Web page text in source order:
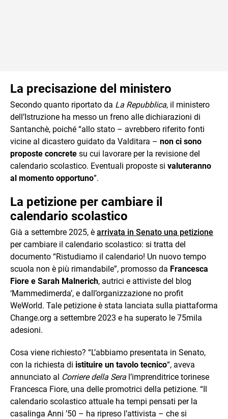
La precisazione del ministero
Secondo quanto riportato da La Repubblica, il ministero
dell’Istruzione ha messo un freno alle dichiarazioni di
Santanchè, poiché “allo stato – avrebbero riferito fonti
vicine al dicastero guidato da Valditara – non ci sono
proposte concrete su cui lavorare per la revisione del
calendario scolastico. Eventuali proposte si valuteranno
al momento opportuno”.
La petizione per cambiare il
calendario scolastico
Già a settembre 2025, è arrivata in Senato una petizione
per cambiare il calendario scolastico: si tratta del
documento “Ristudiamo il calendario! Un nuovo tempo
scuola non è più rimandabile”, promosso da Francesca
Fiore e Sarah Malnerich, autrici e attiviste del blog
‘Mammedimerda’, e dall’organizzazione no profit
WeWorld. Tale petizione è stata lanciata sulla piattaforma
Change.org a settembre 2023 e ha superato le 75mila
adesioni.
Cosa viene richiesto? “L’abbiamo presentata in Senato,
con la richiesta di istituire un tavolo tecnico“, aveva
annunciato al Corriere della Sera l’imprenditrice torinese
Francesca Fiore, una delle promotrici della petizione. “Il
calendario scolastico attuale ha tempi pensati per la
casalinga Anni ’50 – ha ripreso l’attivista – che si